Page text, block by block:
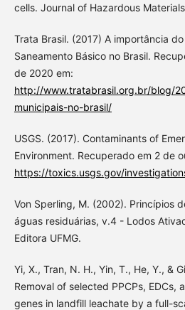
cells. Journal of Hazardous
Trata Brasil. (2017) A importância
Saneamento Básico no Brasil.
de 2020 em:
http://www.tratabrasil.org.br/blog/
municipais-no-brasil/
USGS. (2017). Contaminants of
Environment. Recuperado em 2 de
https://toxics.usgs.gov/
Von Sperling, M. (2002). Princípios
águas residuárias, v.4 - Lodos
Editora UFMG.
Yi, X., Tran, N. H., Yin, T., He, Y., &
Removal of selected PPCPs, EDCs,
genes in landfill leachate by a full-